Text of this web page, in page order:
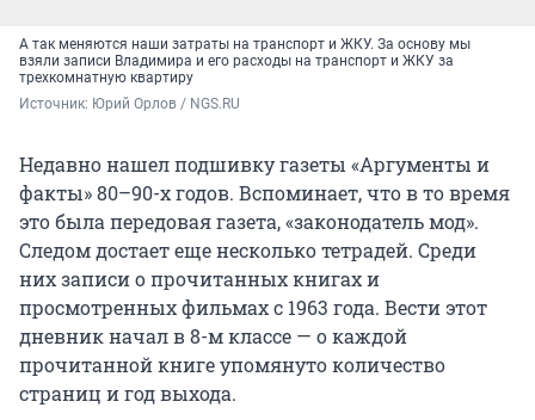
А так меняются наши затраты на транспорт и ЖКУ. За основу мы
взяли записи Владимира и его расходы на транспорт и ЖКУ за
трехкомнатную квартиру
Источник: Юрий Орлов / NGS.RU
Недавно нашел подшивку газеты «Аргументы и
факты» 80–90-х годов. Вспоминает, что в то время
это была передовая газета, «законодатель мод».
Следом достает еще несколько тетрадей. Среди
них записи о прочитанных книгах и
просмотренных фильмах с 1963 года. Вести этот
дневник начал в 8-м классе — о каждой
прочитанной книге упомянуто количество
страниц и год выхода.